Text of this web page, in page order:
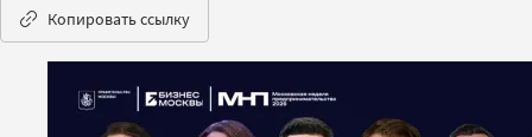
Копировать ссылку